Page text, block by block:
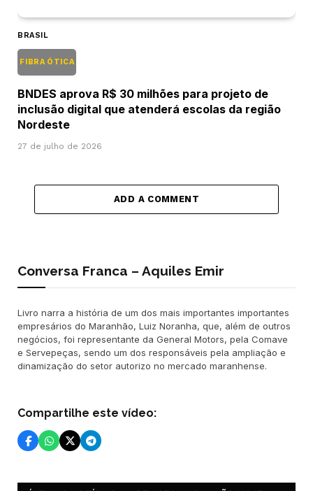
BRASIL
FIBRA ÓTICA
BNDES aprova R$ 30 milhões para projeto de
inclusão digital que atenderá escolas da região
Nordeste
27 de julho de 2026
ADD A COMMENT
Conversa Franca – Aquiles Emir
Livro narra a história de um dos mais importantes importantes
empresários do Maranhão, Luiz Noranha, que, além de outros
negócios, foi representante da General Motors, pela Comave
e Servepeças, sendo um dos responsáveis pela ampliação e
dinamização do setor autorizo no mercado maranhense.
Compartilhe este vídeo: